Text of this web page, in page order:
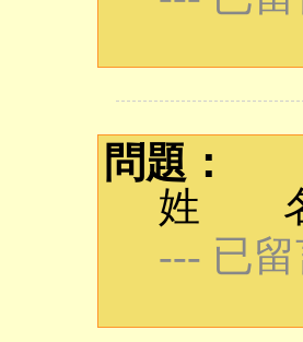
問題：
姓 名
--- 已